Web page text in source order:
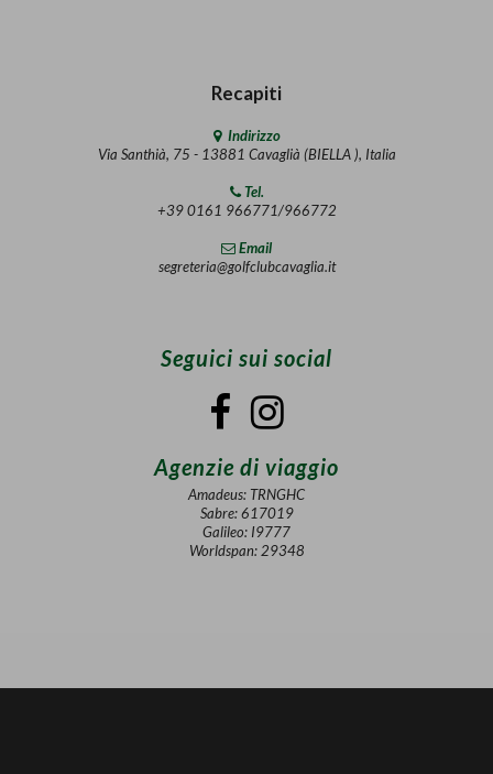
Recapiti
Indirizzo
Via Santhià, 75 - 13881 Cavaglià (BIELLA ), Italia
Tel.
+39 0161 966771/966772
Email
segreteria@golfclubcavaglia.it
Seguici sui social
Agenzie di viaggio
Amadeus: TRNGHC
Sabre: 617019
Galileo: I9777
Worldspan: 29348